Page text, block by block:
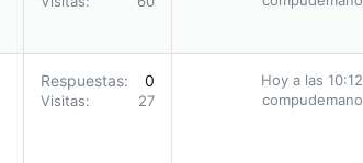
Respuestas 0
Visitas 27
Hoy a las 10:12
compudemano